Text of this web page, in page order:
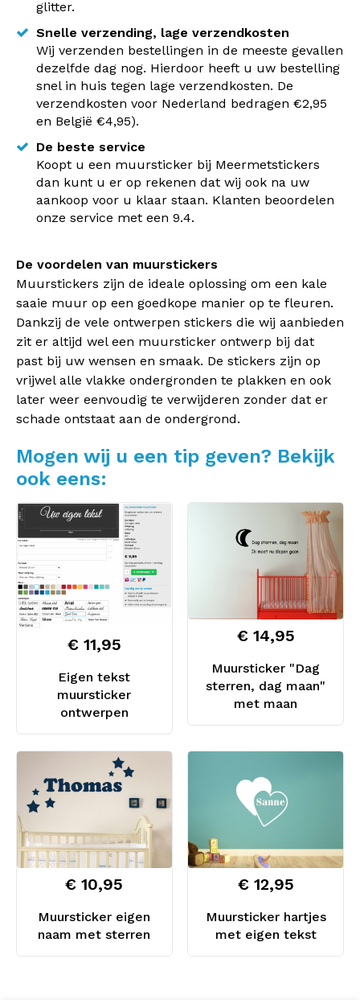
glitter.
Snelle verzending, lage verzendkosten
Wij verzenden bestellingen in de meeste gevallen
dezelfde dag nog. Hierdoor heeft u uw bestelling
snel in huis tegen lage verzendkosten. De
verzendkosten voor Nederland bedragen €2,95
en België €4,95).
De beste service
Koopt u een muursticker bij Meermetstickers
dan kunt u er op rekenen dat wij ook na uw
aankoop voor u klaar staan. Klanten beoordelen
onze service met een 9.4.
De voordelen van muurstickers
Muurstickers zijn de ideale oplossing om een kale
saaie muur op een goedkope manier op te fleuren.
Dankzij de vele ontwerpen stickers die wij aanbieden
zit er altijd wel een muursticker ontwerp bij dat
past bij uw wensen en smaak. De stickers zijn op
vrijwel alle vlakke ondergronden te plakken en ook
later weer eenvoudig te verwijderen zonder dat er
schade ontstaat aan de ondergrond.
Mogen wij u een tip geven? Bekijk
ook eens:
Eigen tekst
muursticker
ontwerpen
€ 11,95
Muursticker "Dag
sterren, dag maan"
met maan
€ 14,95
Muursticker eigen
naam met sterren
€ 10,95
Muursticker hartjes
met eigen tekst
€ 12,95